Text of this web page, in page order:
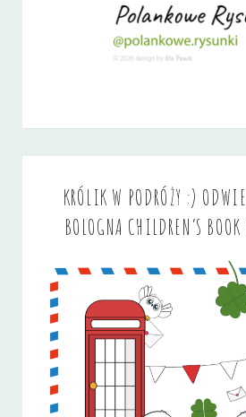
KRÓLIK W PODRÓŻY :)
BOLOGNA CHILDREN’S